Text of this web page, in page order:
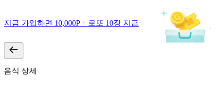
지금 가입하면 10,000P + 로또 10장 지급
음식 상세